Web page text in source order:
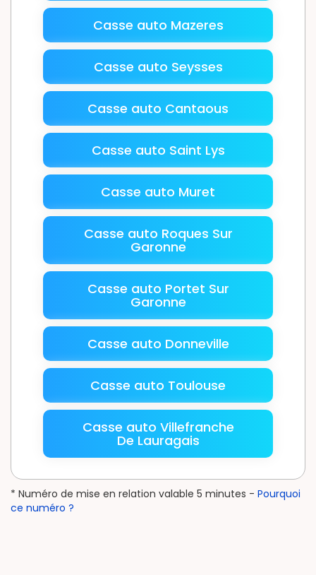
Casse auto Mazeres
Casse auto Seysses
Casse auto Cantaous
Casse auto Saint Lys
Casse auto Muret
Casse auto Roques Sur
Garonne
Casse auto Portet Sur
Garonne
Casse auto Donneville
Casse auto Toulouse
Casse auto Villefranche
De Lauragais
* Numéro de mise en relation valable 5 minutes - Pourquoi
ce numéro ?